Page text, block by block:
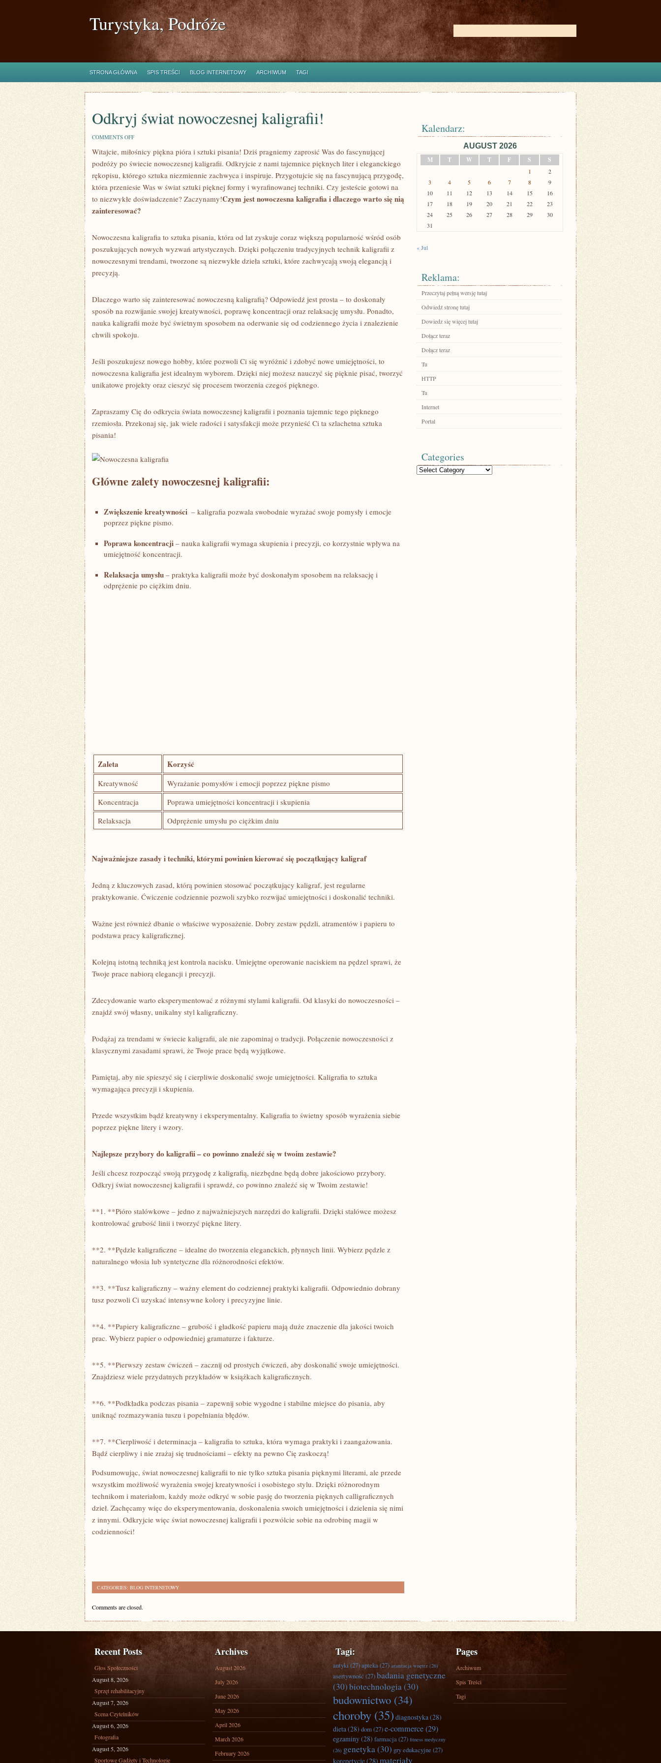
Turystyka, Podróże
STRONA GŁÓWNA SPIS TREŚCI BLOG INTERNETOWY ARCHIWUM TAGI
Odkryj świat nowoczesnej kaligrafii!
COMMENTS OFFON
ŚWIAT
NOWOCZESNEJ
KALIGRAFII!
Witajcie, miłośnicy⁤ piękna pióra i sztuki pisania! ⁤Dziś pragniemy zaprosić Was do fascynującej
podróży po‌ świecie nowoczesnej kaligrafii. Odkryjcie z nami tajemnice pięknych liter i eleganckiego
rękopisu, którego sztuka niezmiennie zachwyca i ⁣inspiruje. Przygotujcie się ​na fascynującą​ przygodę,
⁢która przeniesie Was w świat sztuki pięknej formy i​ wyrafinowanej techniki. Czy jesteście gotowi na
to niezwykłe doświadczenie? Zaczynamy!Czym jest nowoczesna kaligrafia i dlaczego warto się nią
zainteresować?
Nowoczesna kaligrafia to sztuka ​pisania, która od lat zyskuje coraz większą ‌popularność wśród ​osób
poszukujących nowych ⁢wyzwań artystycznych. Dzięki⁣ połączeniu tradycyjnych technik kaligrafii z⁣
nowoczesnymi trendami, ​tworzone są niezwykłe ⁤dzieła sztuki, które ​zachwycają swoją elegancją i
precyzją.
Dlaczego warto⁤ się zainteresować nowoczesną kaligrafią? Odpowiedź jest prosta – to doskonały
sposób na ⁢rozwijanie swojej kreatywności, poprawę koncentracji oraz relaksację umysłu.‍ Ponadto,
nauka ⁤kaligrafii może być świetnym sposobem na​ oderwanie się od codziennego życia i znalezienie
chwili spokoju.
Jeśli poszukujesz nowego hobby, które ⁢pozwoli Ci się wyróżnić i zdobyć nowe umiejętności, to
nowoczesna ⁢kaligrafia jest idealnym wyborem. Dzięki ‍niej możesz nauczyć ​się pięknie pisać, tworzyć
unikatowe projekty oraz cieszyć się⁣ procesem tworzenia czegoś pięknego.
Zapraszamy Cię‍ do odkrycia świata nowoczesnej kaligrafii⁢ i poznania tajemnic‌ tego⁣ pięknego⁣
rzemiosła. Przekonaj się, jak wiele‌ radości i ‍satysfakcji może przynieść⁣ Ci ta szlachetna sztuka
pisania!
Główne zalety nowoczesnej kaligrafii:
Zwiększenie kreatywności ⁣ – ⁢kaligrafia pozwala swobodnie ‌wyrażać‌ swoje pomysły ⁣i emocje
poprzez⁣ piękne pismo.
Poprawa koncentracji – nauka kaligrafii wymaga skupienia i precyzji, co korzystnie wpływa na
umiejętność ⁣koncentracji.
Relaksacja umysłu – praktyka kaligrafii może być doskonałym‍ sposobem na‍ relaksację i
⁢odprężenie po ciężkim dniu.
Zaleta Korzyść
Kreatywność
Wyrażanie pomysłów i emocji ‍poprzez‍ piękne ‌pismo
Koncentracja
Poprawa umiejętności koncentracji i⁣ skupienia
Relaksacja
Odprężenie umysłu po ciężkim⁣ dniu
Najważniejsze zasady i techniki,⁤ którymi powinien kierować się początkujący kaligraf
Jedną z kluczowych zasad, którą powinien stosować początkujący kaligraf, jest regularne
praktykowanie. Ćwiczenie codziennie pozwoli szybko rozwijać ​umiejętności i‍ doskonalić techniki.
Ważne jest również dbanie o ‍właściwe​ wyposażenie. Dobry zestaw pędzli, atramentów i papieru to
podstawa pracy kaligraficznej.
Kolejną istotną techniką jest kontrola nacisku. Umiejętne operowanie naciskiem na pędzel sprawi, że⁣
Twoje prace nabiorą elegancji i precyzji.
Zdecydowanie warto eksperymentować⁢ z różnymi stylami kaligrafii. Od klasyki do ⁢nowoczesności‌ –
znajdź ⁤swój własny, unikalny⁣ styl ⁢kaligraficzny.
Podążaj za trendami⁤ w świecie‍ kaligrafii,​ ale ⁤nie zapominaj o tradycji. Połączenie nowoczesności z
klasycznymi zasadami⁣ sprawi, że Twoje prace ⁢będą wyjątkowe.
Pamiętaj,⁤ aby nie spieszyć się i cierpliwie doskonalić swoje umiejętności. Kaligrafia to ⁤sztuka
wymagająca precyzji i skupienia.
Przede wszystkim ⁤bądź⁣ kreatywny i eksperymentalny. Kaligrafia ⁣to świetny sposób wyrażenia siebie
⁢poprzez‍ piękne⁢ litery i wzory.
Najlepsze przybory ​do kaligrafii – co powinno znaleźć się w twoim zestawie?
Jeśli chcesz rozpocząć swoją przygodę z kaligrafią, niezbędne będą dobre jakościowo przybory.
Odkryj świat nowoczesnej ‌kaligrafii ​i sprawdź, co powinno ‍znaleźć się w Twoim zestawie!
**1. **Pióro stalówkowe – jedno z najważniejszych narzędzi do kaligrafii. Dzięki stalówce możesz
kontrolować grubość linii i tworzyć piękne litery.
**2. **Pędzle kaligraficzne ⁣– idealne do tworzenia eleganckich, płynnych‍ linii. ​Wybierz pędzle z
‍naturalnego włosia ⁤lub syntetyczne‍ dla​ różnorodności efektów.
**3. **Tusz ‌kaligraficzny – ważny element⁤ do codziennej praktyki ‍kaligrafii. Odpowiednio dobrany
tusz⁣ pozwoli Ci​ uzyskać ⁢intensywne kolory i precyzyjne linie.
**4. **Papiery ​kaligraficzne – grubość i gładkość‍ papieru mają duże znaczenie ​dla jakości twoich
prac. Wybierz papier o odpowiedniej gramaturze i fakturze.
**5. **Pierwszy‌ zestaw ćwiczeń –​ zacznij od prostych‍ ćwiczeń, aby doskonalić swoje umiejętności.
Znajdziesz⁣ wiele przydatnych przykładów w książkach⁢ kaligraficznych.
**6. **Podkładka podczas pisania –‌ zapewnij sobie wygodne⁢ i stabilne miejsce do pisania, aby
uniknąć rozmazywania tuszu i popełniania błędów.
**7. **Cierpliwość‌ i determinacja ‌– kaligrafia to sztuka, która wymaga praktyki⁤ i zaangażowania.
⁤Bądź cierpliwy i⁣ nie‌ zrażaj się trudnościami – efekty na pewno Cię zaskoczą!
Podsumowując, świat nowoczesnej‍ kaligrafii to nie tylko sztuka pisania pięknymi literami, ale przede
wszystkim możliwość ⁣wyrażenia swojej kreatywności i osobistego ⁣stylu. ‍Dzięki różnorodnym
technikom⁣ i materiałom, ⁣każdy⁢ może⁢ odkryć w ​sobie ⁢pasję do tworzenia pięknych calligraficznych⁤
dzieł. ⁢Zachęcamy‍ więc ⁣do eksperymentowania, doskonalenia swoich umiejętności i dzielenia się⁢ nimi
z innymi. Odkryjcie więc⁣ świat nowoczesnej kaligrafii‌ i pozwólcie sobie na odrobinę⁢ magii w
codzienności!
CATEGORIES: BLOG INTERNETOWY
Comments are closed.
Kalendarz:
AUGUST 2026
M
T W T F S S
1
2
3
4 5 6 7 8
9
10
11 12 13 14 15
16
17
18 19 20 21 22
23
24
25 26 27 28 29
30
31
« Jul
Reklama:
Przeczytaj pełną wersję tutaj
Odwiedź stronę tutaj
Dowiedz się więcej tutaj
Dołącz teraz
Dołącz teraz
Tu
HTTP
Tu
Internet
Portal
Categories
Categories
Recent Posts
Głos Społeczności
August 8, 2026
Sprzęt rehabilitacyjny
August 7, 2026
Scena Czytelników
August 6, 2026
Fotografia
August 5, 2026
Sportowe Gadżety i Technologie
Archives
August 2026
July 2026
June 2026
May 2026
April 2026
March 2026
February 2026
Tagi:
antyki(27)apteka(27) aranżacja wnętrz (26)
asertywność (27)badania genetyczne
(30)biotechnologia(30)
budownictwo (34)
choroby (35) diagnostyka(28)
dieta(28) dom(27)e-commerce(29)
egzaminy(28) farmacja(27) fitness medyczny
(26) genetyka(30) gry edukacyjne (27)
korepetycje(28) materiały
Pages
Archiwum
Spis Treści
Tagi